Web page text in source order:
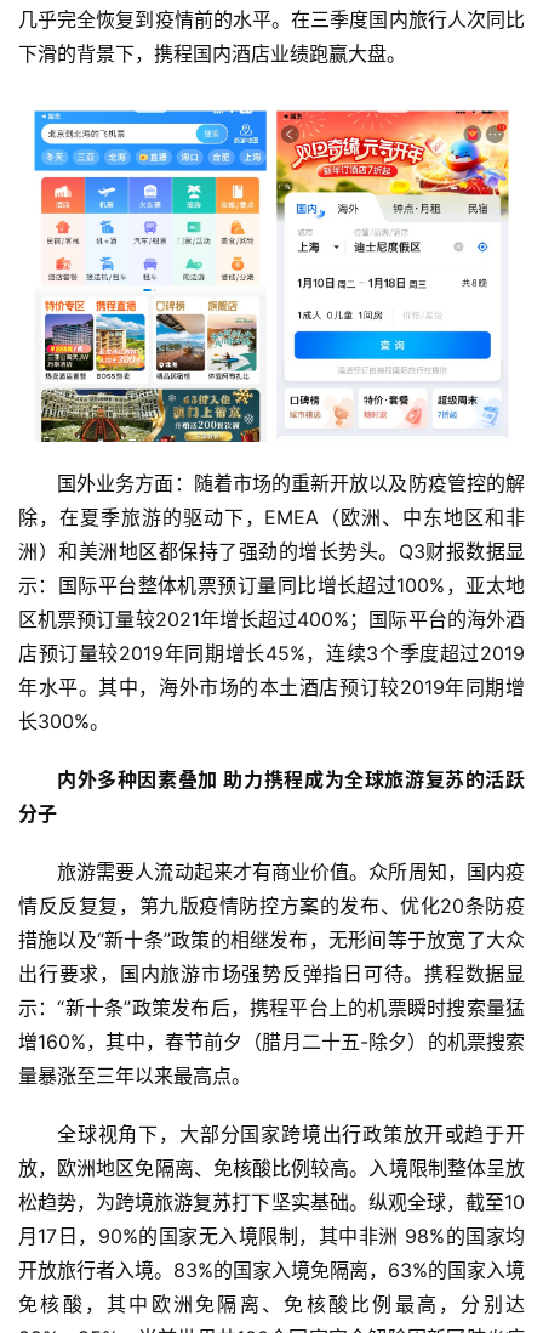
几乎完全恢复到疫情前的水平。在三季度国内旅行人次同比
下滑的背景下，携程国内酒店业绩跑赢大盘。
国外业务方面：随着市场的重新开放以及防疫管控的解
除，在夏季旅游的驱动下，EMEA（欧洲、中东地区和非
洲）和美洲地区都保持了强劲的增长势头。Q3财报数据显
示：国际平台整体机票预订量同比增长超过100%，亚太地
区机票预订量较2021年增长超过400%；国际平台的海外酒
店预订量较2019年同期增长45%，连续3个季度超过2019
年水平。其中，海外市场的本土酒店预订较2019年同期增
长300%。
内外多种因素叠加 助力携程成为全球旅游复苏的活跃
分子
旅游需要人流动起来才有商业价值。众所周知，国内疫
情反反复复，第九版疫情防控方案的发布、优化20条防疫
措施以及“新十条”政策的相继发布，无形间等于放宽了大众
出行要求，国内旅游市场强势反弹指日可待。携程数据显
示：“新十条”政策发布后，携程平台上的机票瞬时搜索量猛
增160%，其中，春节前夕（腊月二十五-除夕）的机票搜索
量暴涨至三年以来最高点。
全球视角下，大部分国家跨境出行政策放开或趋于开
放，欧洲地区免隔离、免核酸比例较高。入境限制整体呈放
松趋势，为跨境旅游复苏打下坚实基础。纵观全球，截至10
月17日，90%的国家无入境限制，其中非洲 98%的国家均
开放旅行者入境。83%的国家入境免隔离，63%的国家入境
免核酸，其中欧洲免隔离、免核酸比例最高，分别达